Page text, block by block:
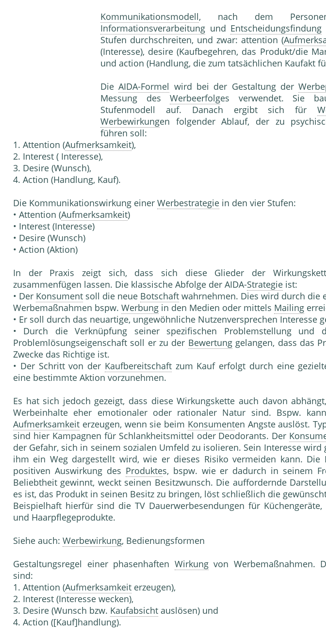
Kommunikationsmodell, nach dem
Informationsverarbeitung und Entscheidungsfindung
Stufen durchschreiten, und zwar: attention (
(Interesse), desire (Kaufbegehren, das Produkt/die
und action (Handlung, die zum tatsächlichen Kaufakt
DieAIDA-Formel wird bei der Gestaltung der
Messung desWerbeerfolges verwendet. Sie
Stufenmodell auf. Danach ergibt sich für
Werbewirkungen folgender Ablauf, der zu
führen soll:
1. Attention (Aufmerksamkeit),
2. Interest ( Interesse),
3. Desire (Wunsch),
4. Action (Handlung, Kauf).
Die Kommunikationswirkung einer Werbestrategie in den vier Stufen:
• Attention (Aufmerksamkeit)
• Interest (Interesse)
• Desire (Wunsch)
• Action (Aktion)
In der Praxis zeigt sich, dass sich diese Glieder der
zusammenfügen lassen. Die klassische Abfolge der AIDA-Strategie ist:
• Der Konsument soll die neue Botschaft wahrnehmen. Dies wird durch die
Werbemaßnahmen bspw. Werbung in den Medien oder mittels Mailing
• Er soll durch das neuartige, ungewöhnliche Nutzenversprechen Interesse
• Durch die Verknüpfung seiner spezifischen Problemstellung und
Problemlösungseigenschaft soll er zu der Bewertunggelangen, dass das
Zwecke das Richtige ist.
• Der Schritt von der Kaufbereitschaftzum Kauf erfolgt durch eine
eine bestimmte Aktion vorzunehmen.
Es hat sich jedoch gezeigt, dass diese Wirkungskette auch davon
Werbeinhalte eher emotionaler oder rationaler Natur sind. Bspw.
Aufmerksamkeit erzeugen, wenn sie beim Konsumenten Angste auslöst.
sind hier Kampagnen für Schlankheitsmittel oder Deodorants. Der
der Gefahr, sich in seinem sozialen Umfeld zu isolieren. Sein Interesse wird
ihm ein Weg dargestellt wird, wie er dieses Risiko vermeiden kann. Die
positiven Auswirkung des Produktes, bspw. wie er dadurch in seinem
Beliebtheit gewinnt, weckt seinen Besitzwunsch. Die auffordernde
es ist, das Produkt in seinen Besitz zu bringen, löst schließlich die
Beispielhaft hierfür sind die TV Dauerwerbesendungen für Küchengeräte,
und Haarpflegeprodukte.
Siehe auch: Werbewirkung, Bedienungsformen
Gestaltungsregel einer phasenhaften Wirkungvon Werbemaßnahmen.
sind:
1. Attention (Aufmerksamkeit erzeugen),
2. Interest (Interesse wecken),
3. Desire (Wunsch bzw. Kaufabsicht auslösen) und
4. Action ([Kauf]handlung).